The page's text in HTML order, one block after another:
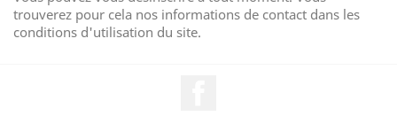
trouverez pour cela nos informations de contact dans les
conditions d'utilisation du site.